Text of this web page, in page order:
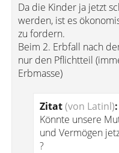
Da die Kinder ja jetzt
werden, ist es
zu fordern.
Beim 2. Erbfall nach
nur den Pflichtteil
Erbmasse)
Zitat(von Latinl):
Könnte unsere
und Vermögen
?